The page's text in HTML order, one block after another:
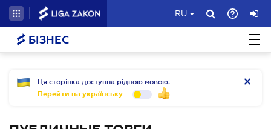
RU
БІЗНЕС
Ця сторінка доступна рідною мовою.
Перейти на українську